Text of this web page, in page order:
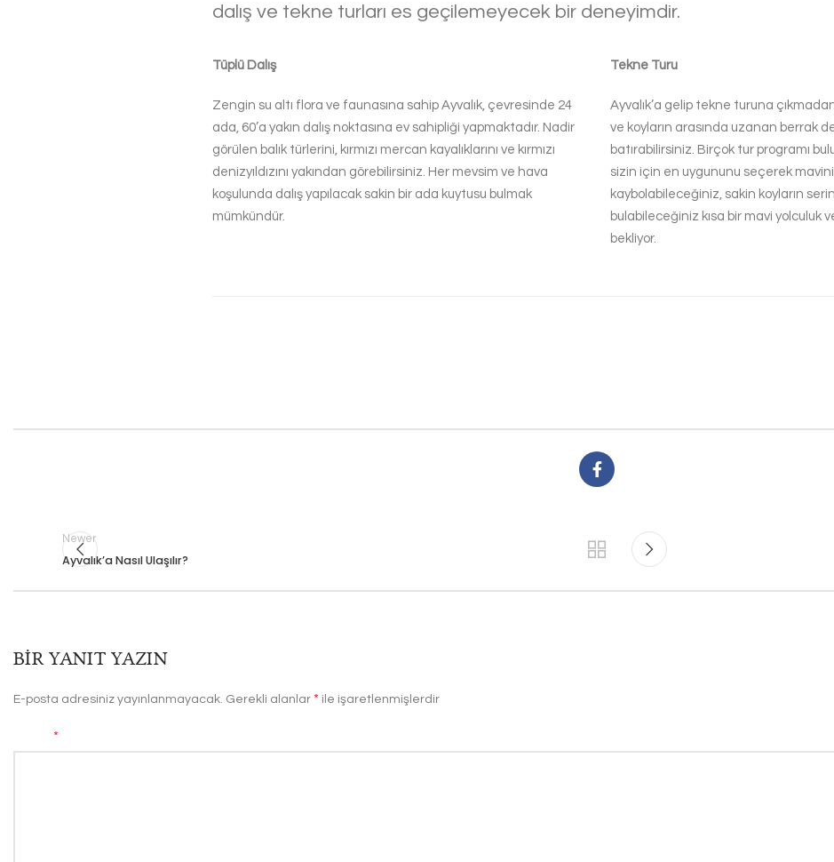
dalış ve tekne turları es geçilemeyecek bir deneyimdir.
Tüplü Dalış
Zengin su altı flora ve faunasına sahip Ayvalık, çevresinde 24
ada, 60’a yakın dalış noktasına ev sahipliği yapmaktadır. Nadir
görülen balık türlerini, kırmızı mercan kayalıklarını ve kırmızı
denizyıldızını yakından görebilirsiniz. Her mevsim ve hava
koşulunda dalış yapılacak sakin bir ada kuytusu bulmak
mümkündür.
Tekne Turu
Ayvalık’a gelip tekne turuna
ve koyların arasında uzanan berrak
batırabilirsiniz. Birçok tur programı
sizin için en uygununu seçerek
kaybolabileceğiniz, sakin koyların
bulabileceğiniz kısa bir mavi yolculuk
bekliyor.
Newer
Ayvalık’a Nasıl Ulaşılır?
BIR YANIT YAZIN
E-posta adresiniz yayınlanmayacak. Gerekli alanlar * ile işaretlenmişlerdir
*